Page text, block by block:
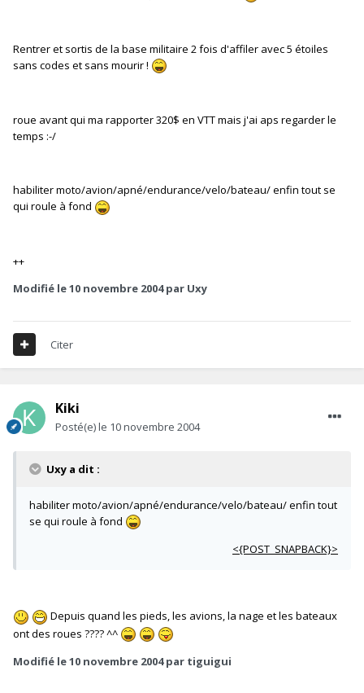
Rentrer et sortis de la base militaire 2 fois d'affiler avec 5 étoiles
sans codes et sans mourir !
roue avant qui ma rapporter 320$ en VTT mais j'ai aps regarder le
temps :-/
habiliter moto/avion/apné/endurance/velo/bateau/ enfin tout se
qui roule à fond
++
Modifié le 10 novembre 2004par Uxy
Citer
Kiki
Posté(e)le 10 novembre 2004
Uxy a dit :
habiliter moto/avion/apné/endurance/velo/bateau/ enfin tout
se qui roule à fond
<{POST_SNAPBACK}>
Depuis quand les pieds, les avions, la nage et les bateaux
ont des roues ???? ^^
Modifié le 10 novembre 2004par tiguigui